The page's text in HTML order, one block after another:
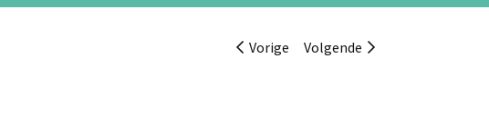
Vorige Volgende